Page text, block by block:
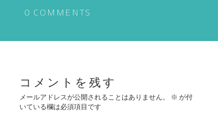
シ
0 COMMENTS
コメントを残す
メールアドレスが公開されることはありません。 ※ が付
いている欄は必須項目です